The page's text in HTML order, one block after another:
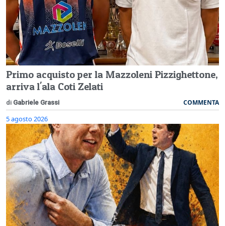
Primo acquisto per la Mazzoleni Pizzighettone,
arriva l'ala Coti Zelati
di Gabriele Grassi COMMENTA
5 agosto 2026